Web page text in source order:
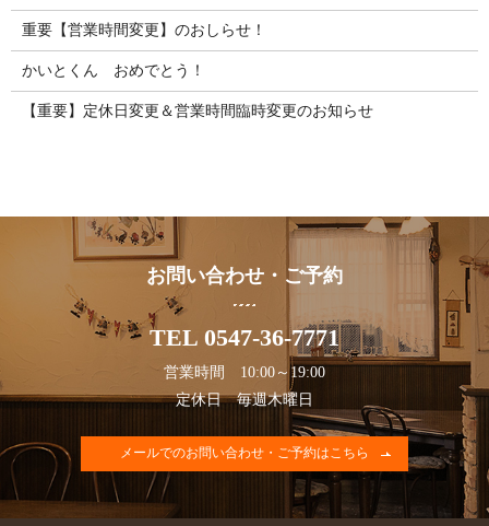
重要【営業時間変更】のおしらせ！
かいとくん おめでとう！
【重要】定休日変更＆営業時間臨時変更のお知らせ
お問い合わせ・ご予約
TEL 0547-36-7771
営業時間 10:00～19:00
定休日 毎週木曜日
メールでのお問い合わせ・ご予約はこちら